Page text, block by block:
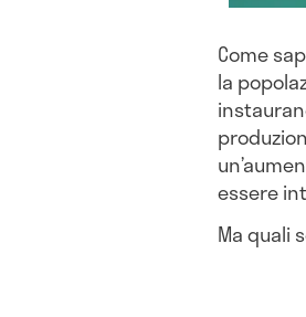
Come
la
essere
Ma quali